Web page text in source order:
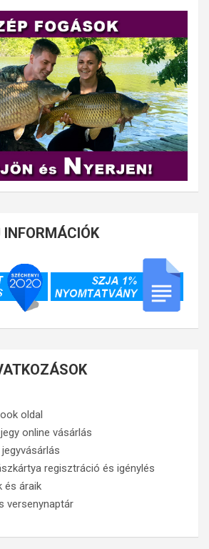
INFORMÁCIÓK
oldal
online vásárlás
regisztráció és igénylés
és áraik
versenynaptár